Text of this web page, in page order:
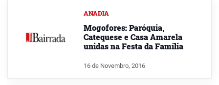
ANADIA
Mogofores: Paróquia,
Catequese e Casa Amarela
unidas na Festa da Família
16 de Novembro, 2016